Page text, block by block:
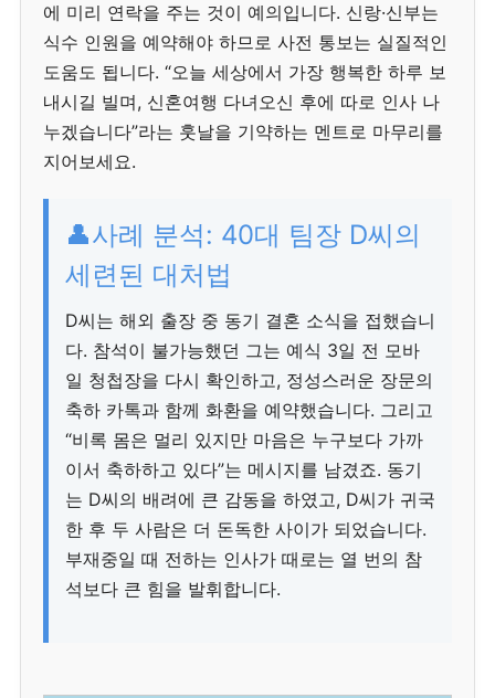
에 미리 연락을 주는 것이 예의입니다. 신랑·신부는
식수 인원을 예약해야 하므로 사전 통보는 실질적인
도움도 됩니다. “오늘 세상에서 가장 행복한 하루 보
내시길 빌며, 신혼여행 다녀오신 후에 따로 인사 나
누겠습니다”라는 훗날을 기약하는 멘트로 마무리를
지어보세요.
👤사례 분석: 40대 팀장 D씨의
세련된 대처법
D씨는 해외 출장 중 동기 결혼 소식을 접했습니
다. 참석이 불가능했던 그는 예식 3일 전 모바
일 청첩장을 다시 확인하고, 정성스러운 장문의
축하 카톡과 함께 화환을 예약했습니다. 그리고
“비록 몸은 멀리 있지만 마음은 누구보다 가까
이서 축하하고 있다”는 메시지를 남겼죠. 동기
는 D씨의 배려에 큰 감동을 하였고, D씨가 귀국
한 후 두 사람은 더 돈독한 사이가 되었습니다.
부재중일 때 전하는 인사가 때로는 열 번의 참
석보다 큰 힘을 발휘합니다.